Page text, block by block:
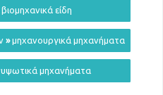
βιομηχανικά είδη
»μηχανουργικά μηχανήματα
μηχανήματα